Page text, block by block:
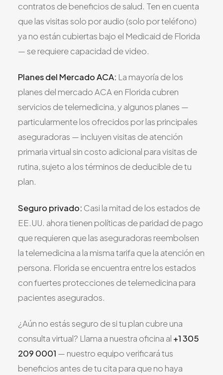
contratos de beneficios de salud. Ten en cuenta
que las visitas solo por audio (solo por teléfono)
ya no están cubiertas bajo el Medicaid de Florida
— se requiere capacidad de video.
Planes del Mercado ACA: La mayoría de los
planes del mercado ACA en Florida cubren
servicios de telemedicina, y algunos planes —
particularmente los ofrecidos por las principales
aseguradoras — incluyen visitas de atención
primaria virtual sin costo adicional para visitas de
rutina, sujeto a los términos de deducible de tu
plan.
Seguro privado: Casi la mitad de los estados de
EE.UU. ahora tienen políticas de paridad de pago
que requieren que las aseguradoras reembolsen
la telemedicina a la misma tarifa que la atención en
persona. Florida se encuentra entre los estados
con fuertes protecciones de telemedicina para
pacientes asegurados.
¿Aún no estás seguro de si tu plan cubre una
consulta virtual? Llama a nuestra oficina al +1 305
209 0001 — nuestro equipo verificará tus
beneficios antes de tu cita para que no haya